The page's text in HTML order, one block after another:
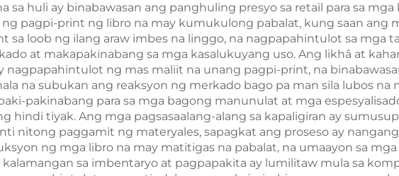
Likod
huli ay binabawasan ang panghuling presyo sa retail para sa
pagpi-print ng libro na may kumukulong pabalat, kung saan ang
loob ng ilang araw imbes na linggo, na nagpapahintulot sa mga
at makapakinabang sa mga kasalukuyang uso. Ang likhâ at
ng mas maliit na unang pagpi-print, na
na subukan ang reaksyon ng merkado bago pa man sila lubos na
pakinabang para sa mga bagong manunulat at mga
tiyak. Ang mga pagsasaalang-alang sa kapaligiran ay
nitong paggamit ng materyales, sapagkat ang proseso ay
ng mga libro na may matitigas na pabalat, na umaayon sa
sa imbentaryo at pagpapakita ay lumilitaw mula sa